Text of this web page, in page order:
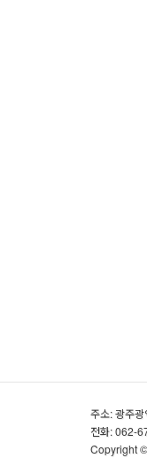
주소: 광주
전화: 062-
Copyright